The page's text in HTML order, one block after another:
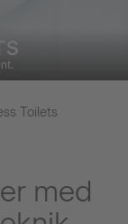
Toilets
med